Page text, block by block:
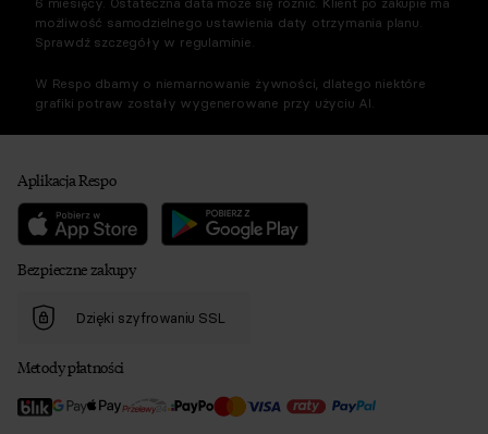
możliwość samodzielnego ustawienia daty otrzymania planu.
Sprawdź szczegóły w regulaminie.
W Respo dbamy o niemarnowanie żywności, dlatego niektóre
grafiki potraw zostały wygenerowane przy użyciu AI.
Aplikacja Respo
Bezpieczne zakupy
Dzięki szyfrowaniu SSL
Metody płatności